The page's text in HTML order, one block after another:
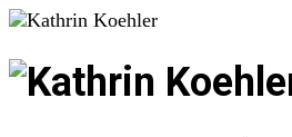
Kathrin